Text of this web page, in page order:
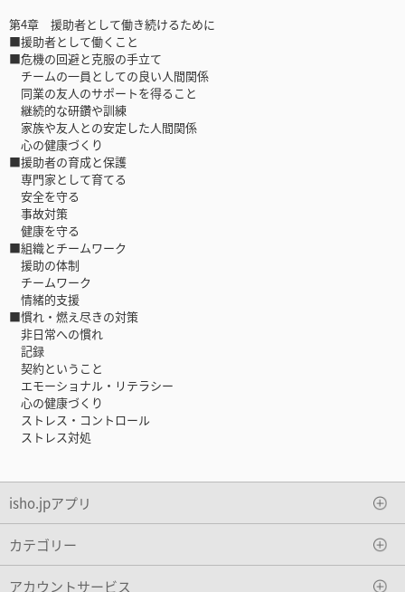
第4章 援助者として働き続けるために
■援助者として働くこと
■危機の回避と克服の手立て
チームの一員としての良い人間関係
同業の友人のサポートを得ること
継続的な研鑽や訓練
家族や友人との安定した人間関係
心の健康づくり
■援助者の育成と保護
専門家として育てる
安全を守る
事故対策
健康を守る
■組織とチームワーク
援助の体制
チームワーク
情緒的支援
■慣れ・燃え尽きの対策
非日常への慣れ
記録
契約ということ
エモーショナル・リテラシー
心の健康づくり
ストレス・コントロール
ストレス対処
isho.jpアプリ
カテゴリー
アカウントサービス